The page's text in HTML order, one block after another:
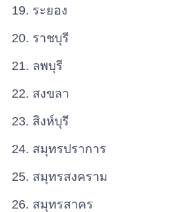
ระยอง
ราชบุรี
ลพบุรี
สงขลา
สิงห์บุรี
สมุทรปราการ
สมุทรสงคราม
สมุทรสาคร